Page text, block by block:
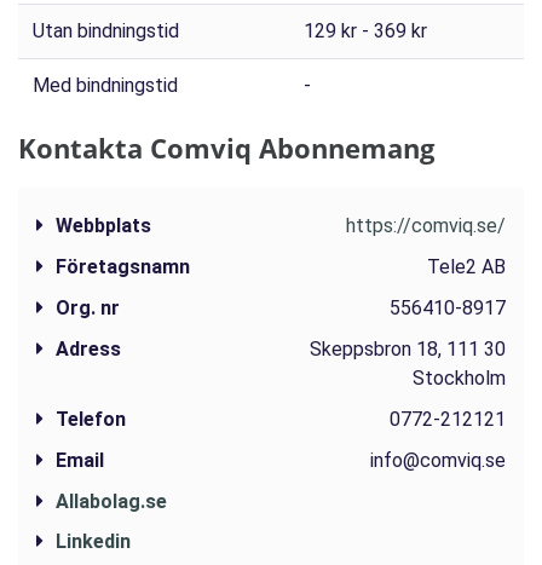
Utan bindningstid 129 kr - 369 kr
Med bindningstid -
Kontakta Comviq Abonnemang
Webbplats
https://comviq.se/
Företagsnamn
Tele2 AB
Org. nr
556410-8917
Adress
Skeppsbron 18, 111 30
Stockholm
Telefon
0772-212121
Email
info@comviq.se
Allabolag.se
Linkedin